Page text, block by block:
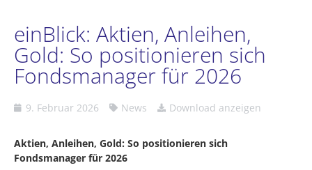
einBlick: Aktien, Anleihen,
Gold: So positionieren sich
Fondsmanager für 2026
9. Februar 2026 News Download anzeigen
Aktien, Anleihen, Gold: So positionieren sich
Fondsmanager für 2026